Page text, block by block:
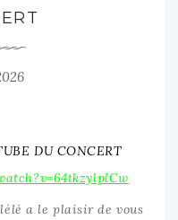
DU CONCERT
a le plaisir de vous